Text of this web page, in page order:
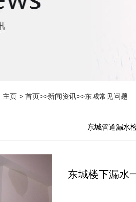
主页 > 首页>>新闻资讯>>东城常见问题
东城管道漏水
东城楼下漏水